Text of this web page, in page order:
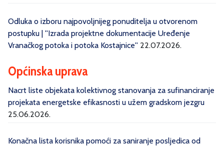
Odluka o izboru najpovoljnijeg ponuditelja u otvorenom
postupku | ''Izrada projektne dokumentacije Uređenje
Vranačkog potoka i potoka Kostajnice'' 22.07.2026.
Općinska uprava
Nacrt liste objekata kolektivnog stanovanja za sufinanciranje
projekata energetske efikasnosti u užem gradskom jezgru
25.06.2026.
Konačna lista korisnika pomoći za saniranje posljedica od